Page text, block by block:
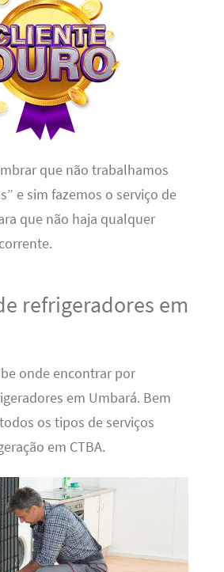
que não trabalhamos
e sim fazemos o serviço de
que não haja qualquer
refrigeradores em
onde encontrar por
em Umbará. Bem
os tipos de serviços
em CTBA.